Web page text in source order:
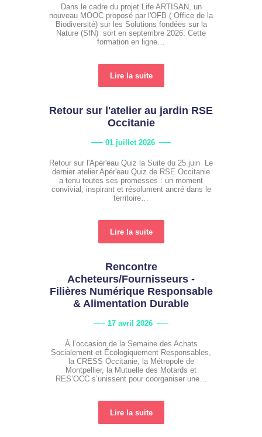
Dans le cadre du projet Life ARTISAN, un
nouveau MOOC proposé par l'OFB ( Office de la
Biodiversité) sur les Solutions fondées sur la
Nature (SfN) sort en septembre 2026. Cette
formation en ligne…
Lire la suite
Retour sur l'atelier au jardin RSE
Occitanie
01 juillet 2026
Retour sur l'Apér'eau Quiz la Suite du 25 juin Le
dernier atelier Apér'eau Quiz de RSE Occitanie
a tenu toutes ses promesses : un moment
convivial, inspirant et résolument ancré dans le
territoire…
Lire la suite
Rencontre
Acheteurs/Fournisseurs -
Filières Numérique Responsable
& Alimentation Durable
17 avril 2026
À l’occasion de la Semaine des Achats
Socialement et Écologiquement Responsables,
la CRESS Occitanie, la Métropole de
Montpellier, la Mutuelle des Motards et
RES’OCC s’unissent pour coorganiser une…
Lire la suite